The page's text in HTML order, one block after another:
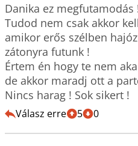
Danika ez megfutamodás
Tudod nem csak akkor
amikor erős szélben
zátonyra futunk !
Értem én hogy te nem
de akkor maradj ott a
Nincs harag ! Sok sikert !
Válasz erre 5 0